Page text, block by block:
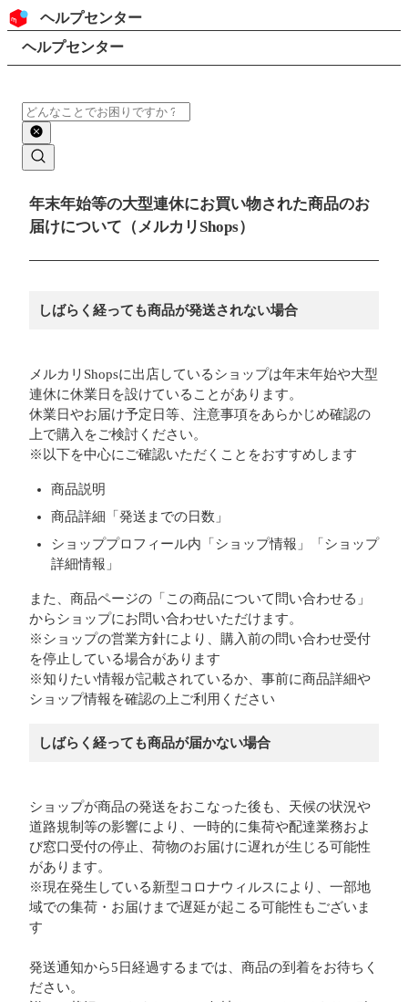
コンテンツにスキップ
ヘッダー
ヘルプセンター
検索
パンくずリスト
ヘルプセンター
検索
メインコンテンツ
年末年始等の大型連休にお買い物された商品のお
届けについて（メルカリShops）
しばらく経っても商品が発送されない場合
メルカリShopsに出店しているショップは年末年始や大型
連休に休業日を設けていることがあります。
休業日やお届け予定日等、注意事項をあらかじめ確認の
上で購入をご検討ください。
※以下を中心にご確認いただくことをおすすめします
商品説明
商品詳細「発送までの日数」
ショッププロフィール内「ショップ情報」「ショップ
詳細情報」
また、商品ページの「この商品について問い合わせる」
からショップにお問い合わせいただけます。
※ショップの営業方針により、購入前の問い合わせ受付
を停止している場合があります
※知りたい情報が記載されているか、事前に商品詳細や
ショップ情報を確認の上ご利用ください
しばらく経っても商品が届かない場合
ショップが商品の発送をおこなった後も、天候の状況や
道路規制等の影響により、一時的に集荷や配達業務およ
び窓口受付の停止、荷物のお届けに遅れが生じる可能性
があります。
※現在発生している新型コロナウィルスにより、一部地
域での集荷・お届けまで遅延が起こる可能性もございま
す
発送通知から5日経過するまでは、商品の到着をお待ちく
ださい。